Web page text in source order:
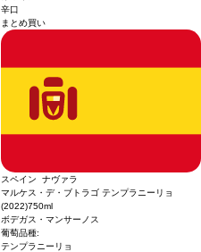
辛口
まとめ買い
スペイン ナヴァラ
マルケス・デ・ブトラゴ テンプラニーリョ
(2022)750ml
ボデガス・マンサーノス
葡萄品種:
テンプラニーリョ